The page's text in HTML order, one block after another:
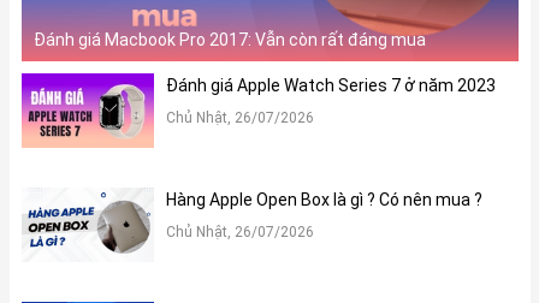
Đánh giá Macbook Pro 2017: Vẫn còn rất đáng mua
Đánh giá Apple Watch Series 7 ở năm 2023
Chủ Nhật, 26/07/2026
Hàng Apple Open Box là gì ? Có nên mua ?
Chủ Nhật, 26/07/2026